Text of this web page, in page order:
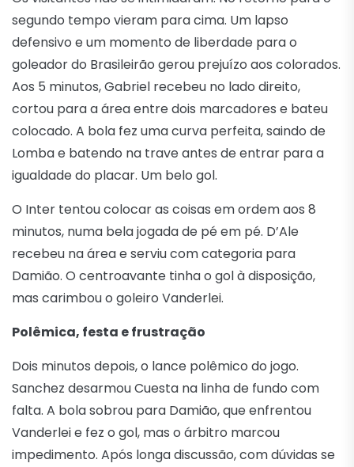
segundo tempo vieram para cima. Um lapso
defensivo e um momento de liberdade para o
goleador do Brasileirão gerou prejuízo aos colorados.
Aos 5 minutos, Gabriel recebeu no lado direito,
cortou para a área entre dois marcadores e bateu
colocado. A bola fez uma curva perfeita, saindo de
Lomba e batendo na trave antes de entrar para a
igualdade do placar. Um belo gol.
O Inter tentou colocar as coisas em ordem aos 8
minutos, numa bela jogada de pé em pé. D’Ale
recebeu na área e serviu com categoria para
Damião. O centroavante tinha o gol à disposição,
mas carimbou o goleiro Vanderlei.
Polêmica, festa e frustração
Dois minutos depois, o lance polêmico do jogo.
Sanchez desarmou Cuesta na linha de fundo com
falta. A bola sobrou para Damião, que enfrentou
Vanderlei e fez o gol, mas o árbitro marcou
impedimento. Após longa discussão, com dúvidas se